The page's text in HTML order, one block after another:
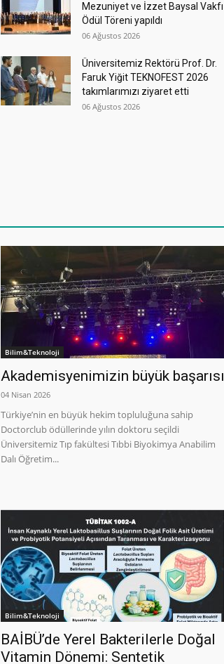
Mezuniyet ve İzzet Baysal Vakfı
Ödül Töreni yapıldı
06 Ağustos 2026
Üniversitemiz Rektörü Prof. Dr.
Faruk Yiğit TEKNOFEST 2026
takımlarımızı ziyaret etti
06 Ağustos 2026
Bilim&Teknoloji
Akademisyenimizin büyük başarısı
04 Nisan 2026
Türkiye’nin en büyük hekim topluluğuna sahip
Doctorclub ödüllerinde yılın doktoru seçildi
Üniversitemiz Tıp fakültesi Tıbbi Biyokimya Anabilim
Dalı Öğretim...
Bilim&Teknoloji
BAİBÜ’de Yerel Bakterilerle Doğal
Vitamin Dönemi: Sentetik